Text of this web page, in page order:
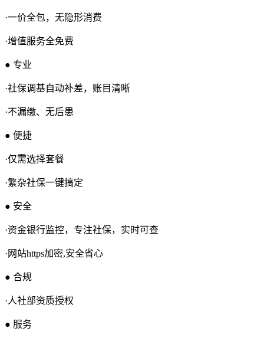
·一价全包，无隐形消费
·增值服务全免费
● 专业
·社保调基自动补差，账目清晰
·不漏缴、无后患
● 便捷
·仅需选择套餐
·繁杂社保一键搞定
● 安全
·资金银行监控，专注社保，实时可查
·网站https加密,安全省心
● 合规
·人社部资质授权
● 服务